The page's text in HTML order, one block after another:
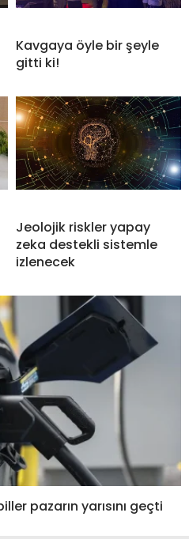
Kavgaya öyle bir şeyle
gitti ki!
Jeolojik riskler yapay
zeka destekli sistemle
izlenecek
pazarın yarısını geçti